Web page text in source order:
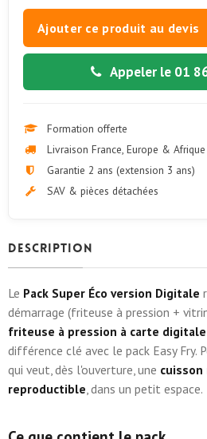
Ajouter ce produit au devis
Appeler le 01
Formation offerte
Livraison France, Europe & Afrique
Garantie 2 ans (extension 3 ans)
SAV & pièces détachées
Description
Le Pack Super Éco version Digitale
démarrage (friteuse à pression +
friteuse à pression à carte
différence clé avec le pack Easy Fry.
qui veut, dès l'ouverture, une
reproductible, dans un petit espace.